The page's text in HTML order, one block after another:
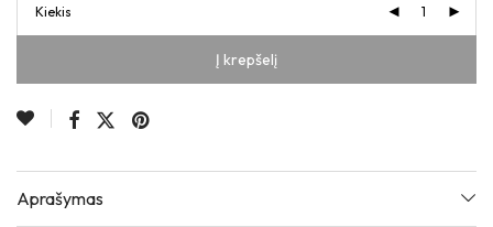
Kiekis
Į krepšelį
Aprašymas